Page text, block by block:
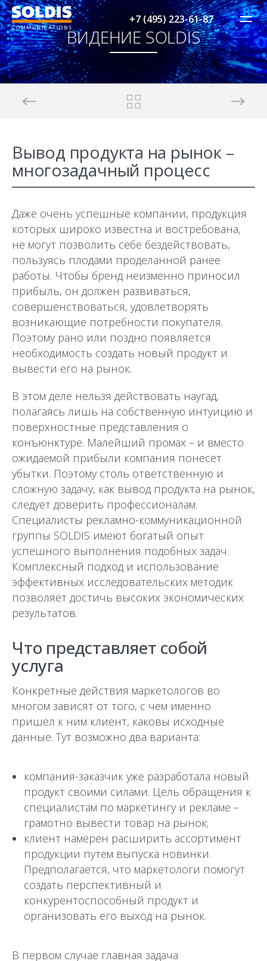
+7 (495) 223-61-87
ВИДЕНИЕ SOLDIS
Вывод продукта на рынок –
многозадачный процесс
Даже очень успешные компании, продукция
которых широко известна и востребована,
не могут позволить себе бездействовать,
пользуясь плодами проделанной ранее
работы. Чтобы бренд неизменно приносил
прибыль, он должен развиваться,
совершенствоваться, удовлетворять
возникающие потребности покупателя.
Поэтому рано или поздно появляется
необходимость создать новый продукт и
вывести его на рынок.
В этом деле нельзя действовать наугад,
полагаясь лишь на собственную интуицию и
поверхностные представления о
конъюнктуре. Малейший промах – и вместо
ожидаемой прибыли компания понесет
убытки. Поэтому столь ответственную и
сложную задачу, как вывод продукта на рынок,
следует доверить профессионалам.
Специалисты рекламно-коммуникационной
группы SOLDIS имеют богатый опыт
успешного выполнения подобных задач.
Комплексный подход и использование
эффективных исследовательских методик
позволяет достичь высоких экономических
результатов.
Что представляет собой
услуга
Конкретные действия маркетологов во
многом зависят от того, с чем именно
пришел к ним клиент, каковы исходные
данные. Тут возможно два варианта:
компания-заказчик уже разработала новый
продукт своими силами. Цель обращения к
специалистам по маркетингу и рекламе –
грамотно вывести товар на рынок;
клиент намерен расширить ассортимент
продукции путем выпуска новинки.
Предполагается, что маркетологи помогут
создать перспективный и
конкурентоспособный продукт и
организовать его выход на рынок.
В первом случае главная задача